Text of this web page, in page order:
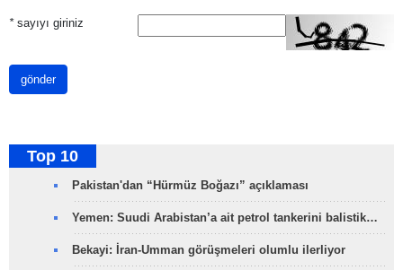
*sayıyı giriniz
gönder
Top 10
Pakistan'dan “Hürmüz Boğazı” açıklaması
Yemen: Suudi Arabistan’a ait petrol tankerini balistik…
Bekayi: İran-Umman görüşmeleri olumlu ilerliyor